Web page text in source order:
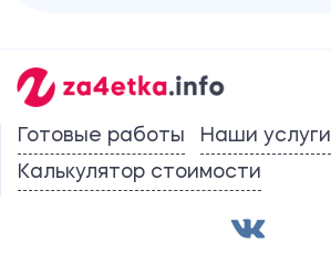
Готовые работы
Наши услуги
Калькулятор стоимости